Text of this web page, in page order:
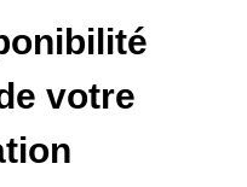
votre